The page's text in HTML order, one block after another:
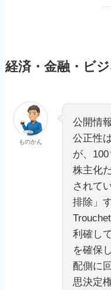
経済・金融・ビ
ものかん
公開情
公正性
が、
株主化
されて
排除」
利確し
を確保
配側に
思決定